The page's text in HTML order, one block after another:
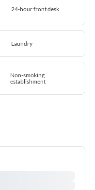
24-hour front desk
Laundry
Non-smoking
establishment